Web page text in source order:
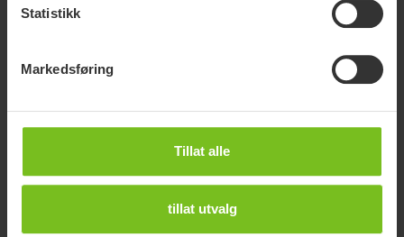
Statistikk
Markedsføring
Tillat alle
tillat utvalg